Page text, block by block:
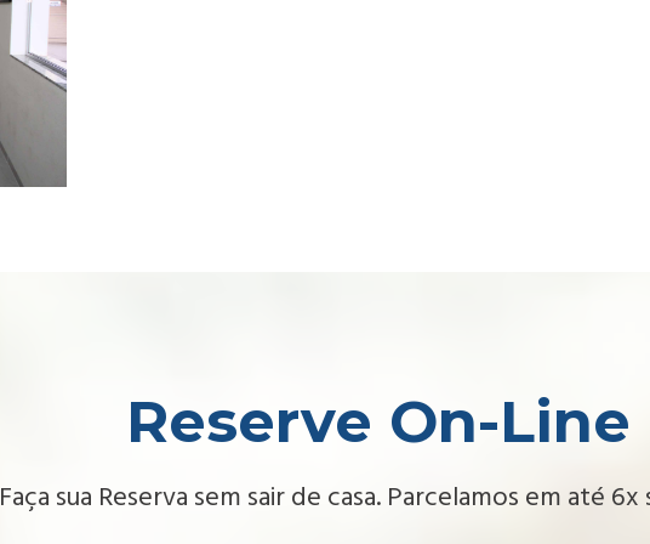
Reserve On-Line
Faça sua Reserva sem sair de casa. Parcelamos em até